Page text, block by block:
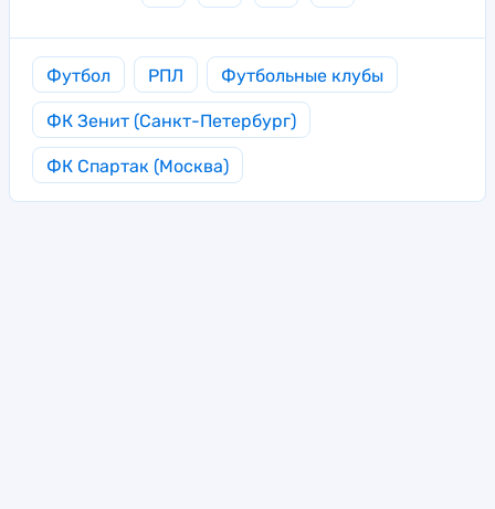
Футбол РПЛ Футбольные клубы
ФК Зенит (Санкт-Петербург)
ФК Спартак (Москва)